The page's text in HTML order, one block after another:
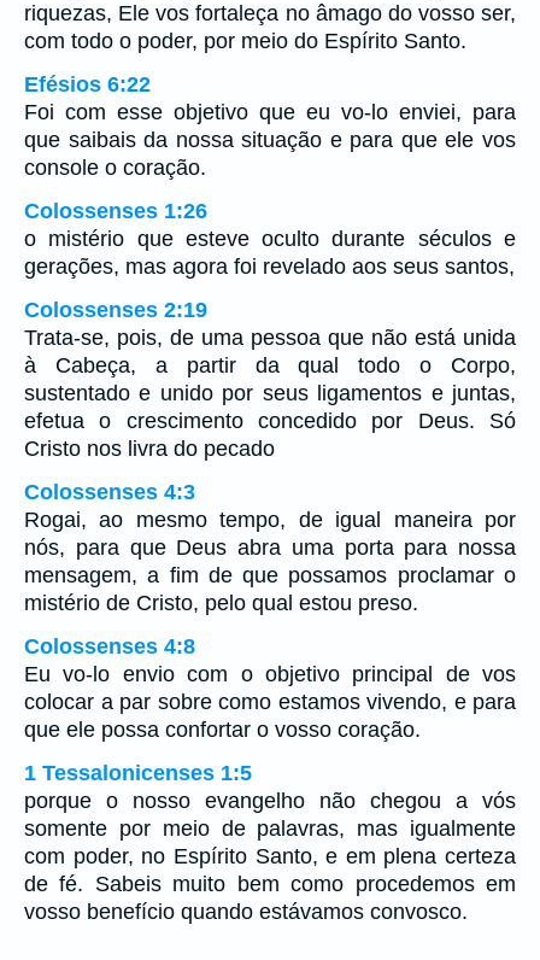
riquezas, Ele vos fortaleça no âmago do vosso ser,
com todo o poder, por meio do Espírito Santo.
Efésios 6:22
Foi com esse objetivo que eu vo-lo enviei, para
que saibais da nossa situação e para que ele vos
console o coração.
Colossenses 1:26
o mistério que esteve oculto durante séculos e
gerações, mas agora foi revelado aos seus santos,
Colossenses 2:19
Trata-se, pois, de uma pessoa que não está unida
à Cabeça, a partir da qual todo o Corpo,
sustentado e unido por seus ligamentos e juntas,
efetua o crescimento concedido por Deus. Só
Cristo nos livra do pecado
Colossenses 4:3
Rogai, ao mesmo tempo, de igual maneira por
nós, para que Deus abra uma porta para nossa
mensagem, a fim de que possamos proclamar o
mistério de Cristo, pelo qual estou preso.
Colossenses 4:8
Eu vo-lo envio com o objetivo principal de vos
colocar a par sobre como estamos vivendo, e para
que ele possa confortar o vosso coração.
1 Tessalonicenses 1:5
porque o nosso evangelho não chegou a vós
somente por meio de palavras, mas igualmente
com poder, no Espírito Santo, e em plena certeza
de fé. Sabeis muito bem como procedemos em
vosso benefício quando estávamos convosco.